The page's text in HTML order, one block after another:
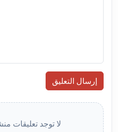
إرسال التعليق
لا توجد تعليقات